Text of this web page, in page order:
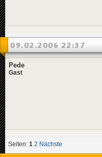
09.02.2006 22:37
Pede
Gast
Seiten: 1 2 Nächste